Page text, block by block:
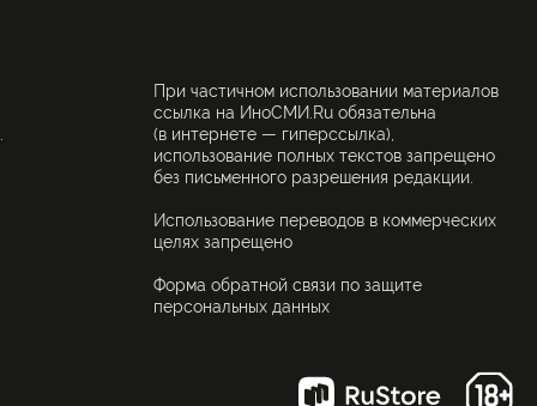
При частичном использовании материалов
ссылка на ИноСМИ.Ru обязательна
(в интернете — гиперссылка),
использование полных текстов запрещено
без письменного разрешения редакции.
Использование переводов в коммерческих
целях запрещено
Форма обратной связи по защите
персональных данных